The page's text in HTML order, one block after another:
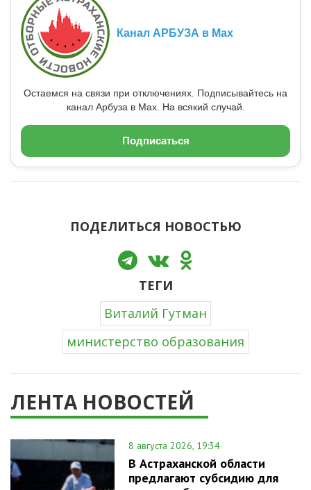
Канал АРБУЗА в Max
Остаемся на связи при отключениях. Подписывайтесь на
канал Арбуза в Max. На всякий случай.
Подписаться
ПОДЕЛИТЬСЯ НОВОСТЬЮ
ТЕГИ
Виталий Гутман
министерство образования
ЛЕНТА НОВОСТЕЙ
8 августа 2026, 19:34
В Астраханской области
предлагают субсидию для